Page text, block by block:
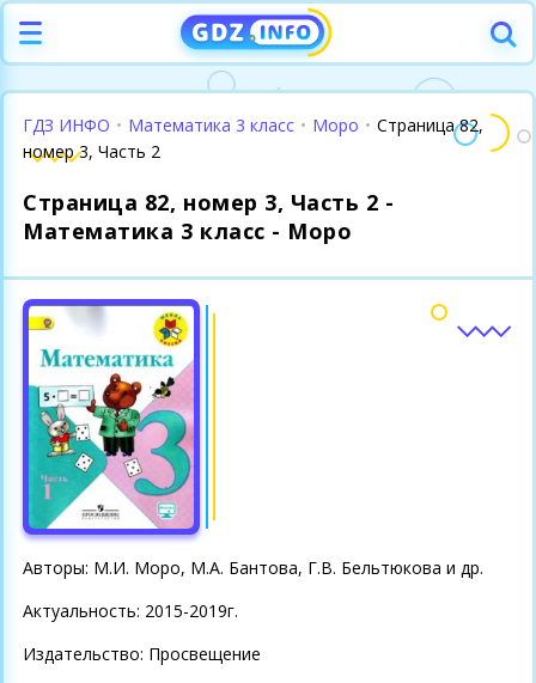
ГДЗ ИНФО • Математика 3 класс • Моро • Страница 82,
номер 3, Часть 2
Страница 82, номер 3, Часть 2 -
Математика 3 класс - Моро
Авторы: М.И. Моро, М.А. Бантова, Г.В. Бельтюкова и др.
Актуальность: 2015-2019г.
Издательство: Просвещение